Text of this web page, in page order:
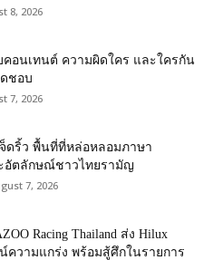
8, 2026
คอนเทนต์ ความผิดใคร และใครกัน
ชอบ
7, 2026
จ็ดริ้ว พื้นที่ที่หล่อหลอมภาษา
อัตลักษณ์ชาวไทยรามัญ
7, 2026
Racing Thailand ส่ง Hilux
ความแกร่ง พร้อมสู้ศึกในรายการ